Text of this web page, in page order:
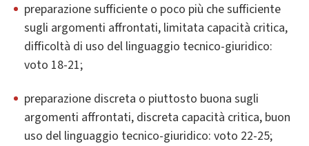
preparazione sufficiente o poco più che sufficiente
sugli argomenti affrontati, limitata capacità critica,
difficoltà di uso del linguaggio tecnico-giuridico:
voto 18-21;
preparazione discreta o piuttosto buona sugli
argomenti affrontati, discreta capacità critica, buon
uso del linguaggio tecnico-giuridico: voto 22-25;